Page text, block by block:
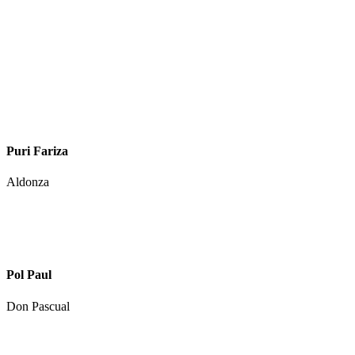
Puri Fariza
Aldonza
Pol Paul
Don Pascual